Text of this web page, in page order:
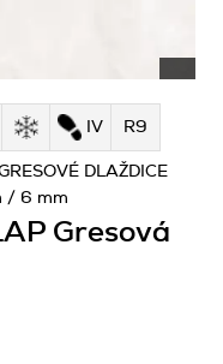
IV R9
Gresová
DLAŽDICE
/ 6 mm